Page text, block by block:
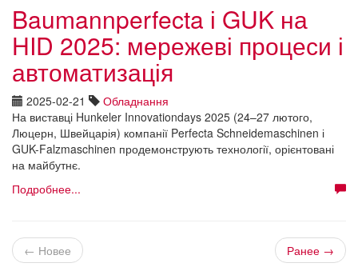
Baumannperfecta і GUK на
HID 2025: мережеві процеси і
автоматизація
2025-02-21
Обладнання
На виставці Hunkeler Innovationdays 2025 (24–27 лютого,
Люцерн, Швейцарія) компанії Perfecta Schneidemaschinen і
GUK-Falzmaschinen продемонструють технології, орієнтовані
на майбутнє.
Подробнее...
← Новее Ранее →